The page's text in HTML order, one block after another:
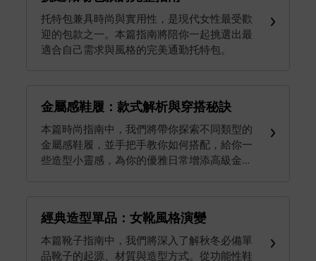
托特包兼具時尚與實用性，是現代女性最受歡
迎的包款之一。本篇指南將陪你一起挑選出最
適合自己需求與風格的完美通勤托特包。
金屬感鞋履：款式解析與穿搭秘訣
本篇時尚指南中，我們將帶你探索不同類型的
金屬感鞋履，並手把手教你如何搭配，給你一
些造型小靈感，為你的優雅日常增添高級金屬
經典造型單品：女靴風格演變
本篇靴子指南中，我們將深入了解秋冬必備單
品靴子的起源、材質與造型方式。從功能性鞋